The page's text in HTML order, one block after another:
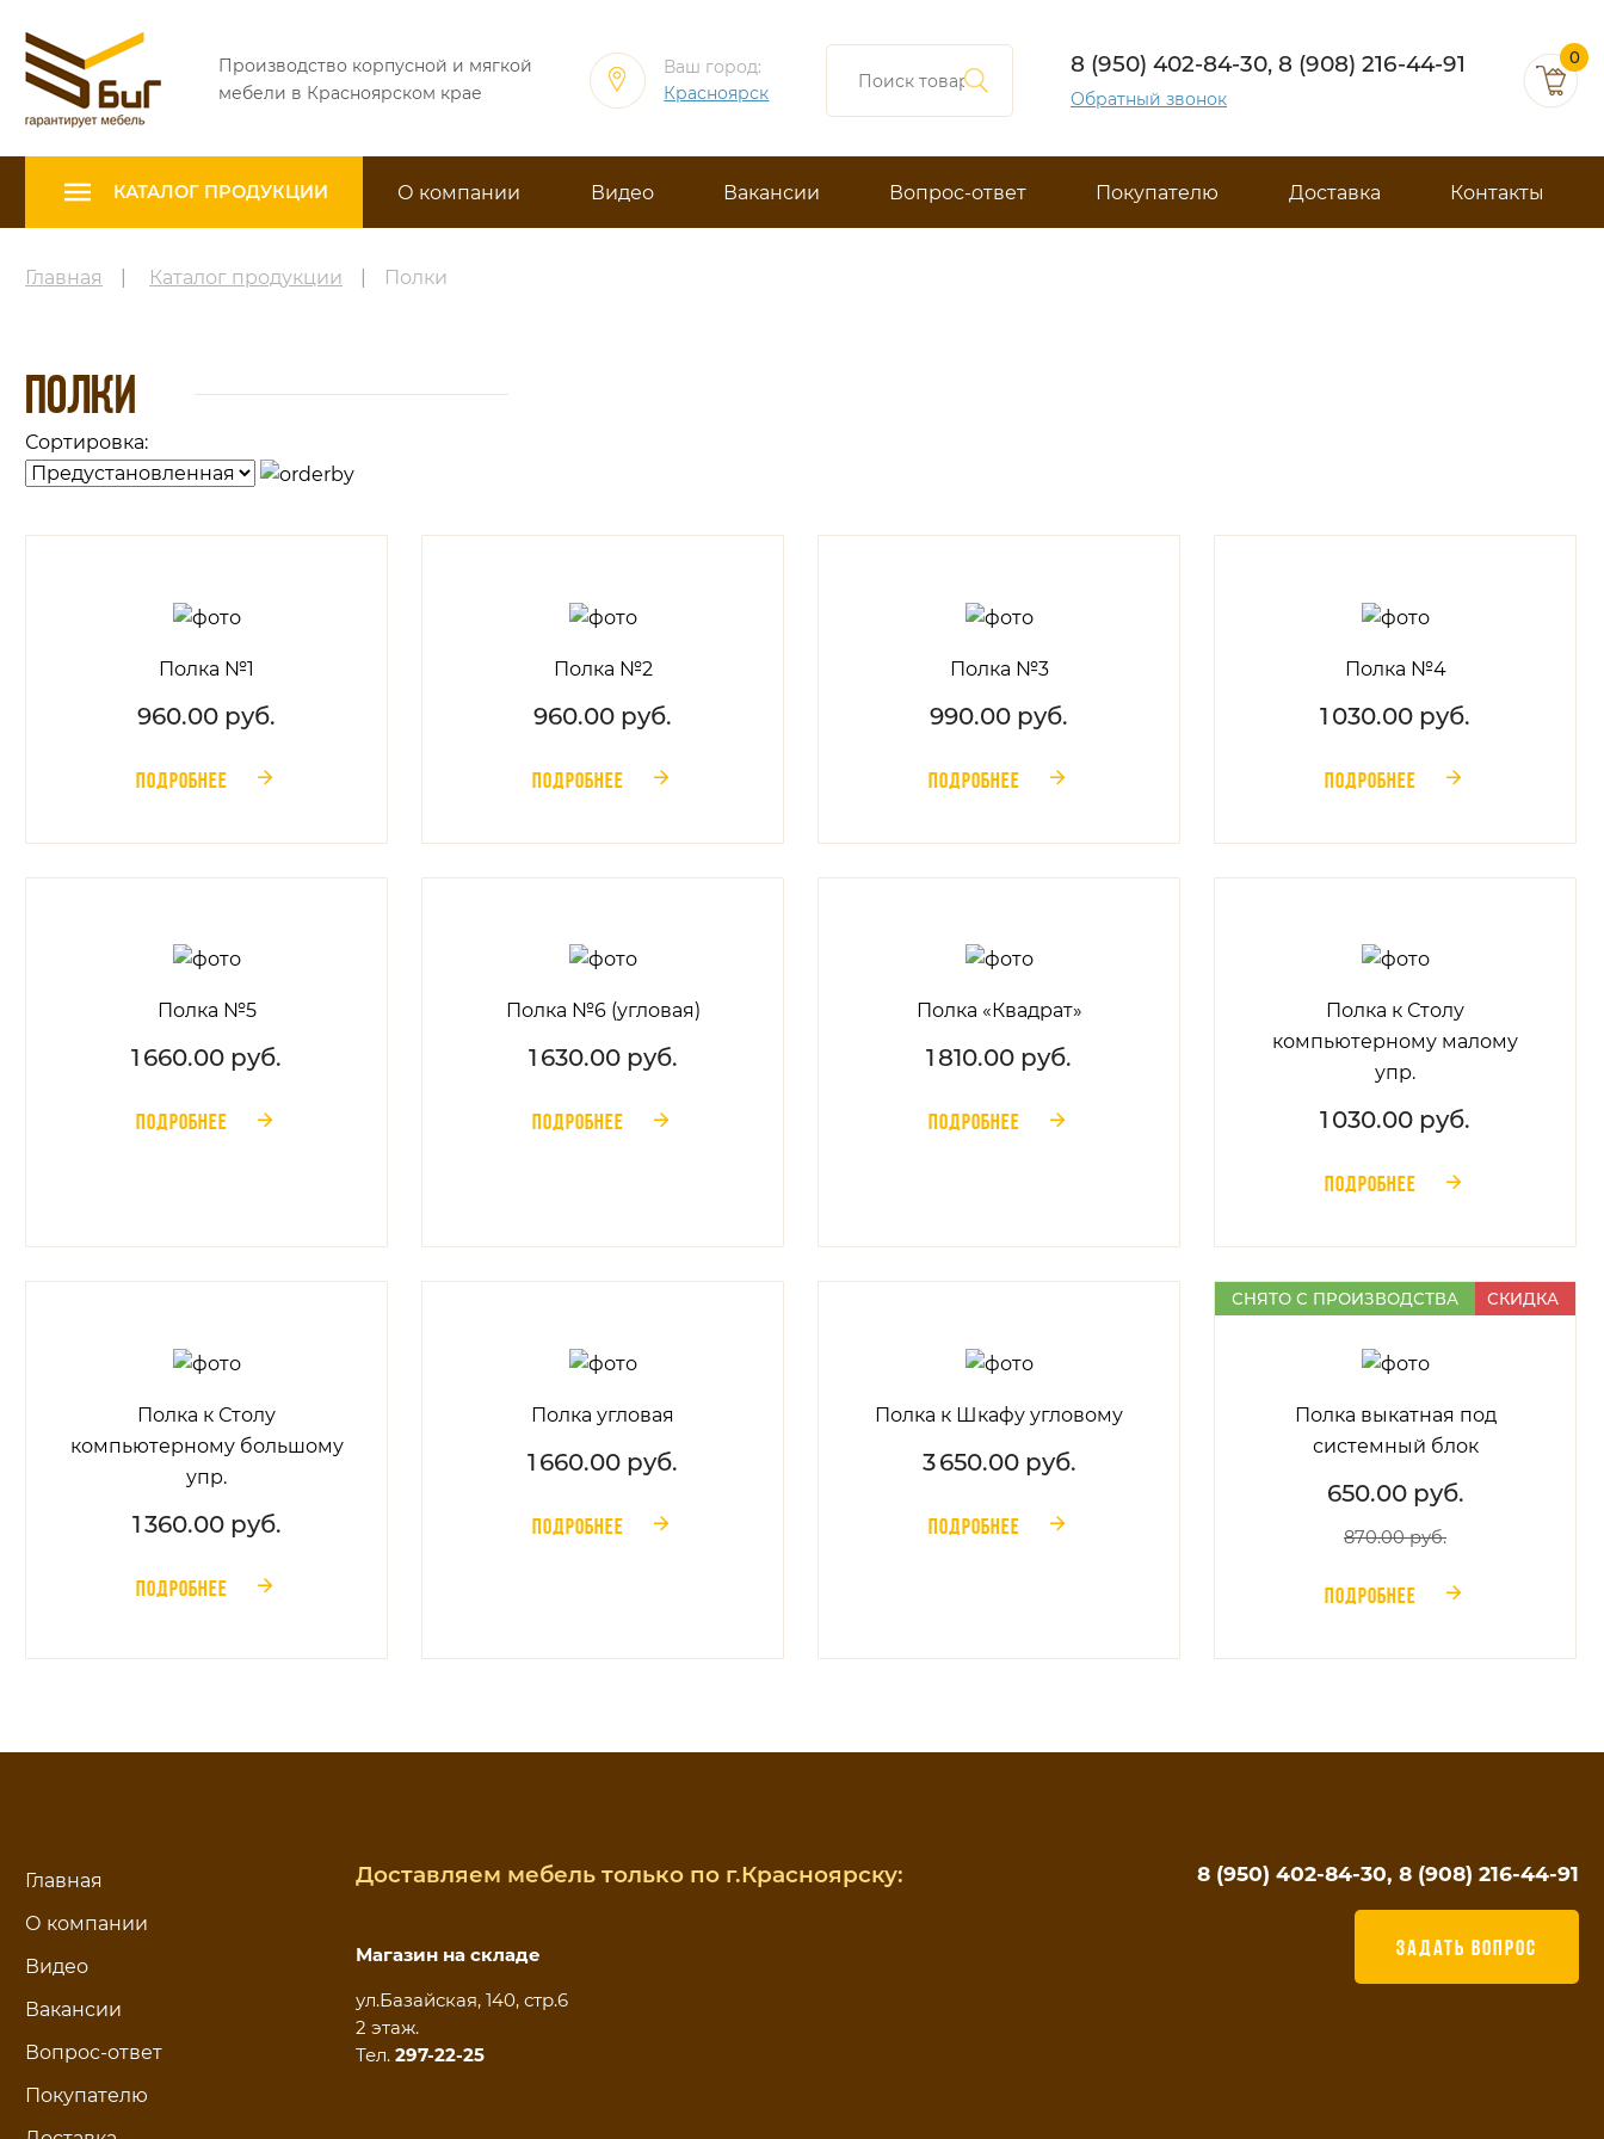
Производство корпусной и мягкой
мебели в Красноярском крае
Ваш город:
Красноярск
8 (950) 402-84-30, 8 (908) 216-44-91
Обратный звонок
0
КАТАЛОГ ПРОДУКЦИИ О компании Видео Вакансии Вопрос-ответ Покупателю Доставка Контакты
Главная Каталог продукции Полки
ПОЛКИ
Сортировка:
Полка №1
960.00 руб.
ПОДРОБНЕЕ 󰁔
Полка №2
960.00 руб.
ПОДРОБНЕЕ 󰁔
Полка №3
990.00 руб.
ПОДРОБНЕЕ 󰁔
Полка №4
1 030.00 руб.
ПОДРОБНЕЕ 󰁔
Полка №5
1 660.00 руб.
ПОДРОБНЕЕ 󰁔
Полка №6 (угловая)
1 630.00 руб.
ПОДРОБНЕЕ 󰁔
Полка «Квадрат»
1 810.00 руб.
ПОДРОБНЕЕ 󰁔
Полка к Столу
компьютерному малому
упр.
1 030.00 руб.
ПОДРОБНЕЕ 󰁔
Полка к Столу
компьютерному большому
упр.
1 360.00 руб.
ПОДРОБНЕЕ 󰁔
Полка угловая
1 660.00 руб.
ПОДРОБНЕЕ 󰁔
Полка к Шкафу угловому
3 650.00 руб.
ПОДРОБНЕЕ 󰁔
СНЯТО С ПРОИЗВОДСТВА
Полка выкатная под
системный блок
650.00 руб.
870.00 руб.
СКИДКА
ПОДРОБНЕЕ 󰁔
Главная
О компании
Видео
Вакансии
Вопрос-ответ
Покупателю
Доставляем мебель только по г.Красноярску:
Магазин на складе
ул.Базайская, 140, стр.6
2 этаж.
Тел. 297-22-25
8 (950) 402-84-30, 8 (908) 216-44-91
ЗАДАТЬ ВОПРОС